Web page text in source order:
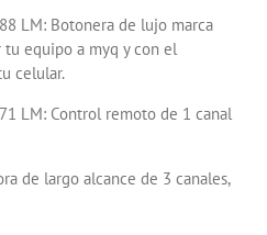
LM: Botonera de lujo marca
tu equipo a myq y con el
celular.
LM: Control remoto de 1 canal
de largo alcance de 3 canales,